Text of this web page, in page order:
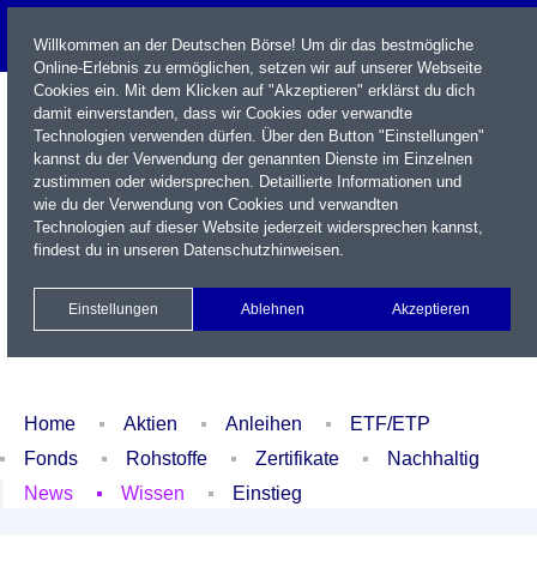
Name / WKN / ISIN / Kürzel
Newsletter Kontakt
Xetra Realtime
Watchlist Portfolio Login
Home Aktien Anleihen
ETF/ETP
Fonds
Rohstoffe Zertifikate
Nachhaltig
News
Wissen Einstieg
Willkommen an der Deutschen Börse! Um dir das bestmögliche
Online-Erlebnis zu ermöglichen, setzen wir auf unserer Webseite
Cookies ein. Mit dem Klicken auf "Akzeptieren" erklärst du dich
damit einverstanden, dass wir Cookies oder verwandte
Technologien verwenden dürfen. Über den Button "Einstellungen"
kannst du der Verwendung der genannten Dienste im Einzelnen
zustimmen oder widersprechen. Detaillierte Informationen und
wie du der Verwendung von Cookies und verwandten
Technologien auf dieser Website jederzeit widersprechen kannst,
findest du in unseren Datenschutzhinweisen.
Einstellungen Ablehnen Akzeptieren